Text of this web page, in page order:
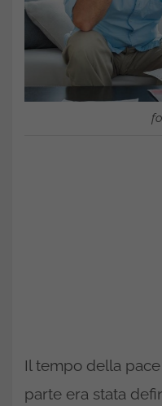
Il tempo della pace
parte era stata